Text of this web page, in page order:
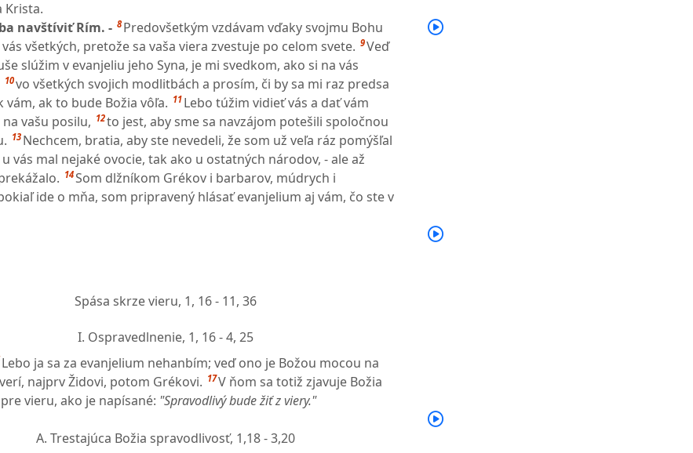
Krista.
navštíviť Rím. - 8 Predovšetkým vzdávam vďaky svojmu Bohu
všetkých, pretože sa vaša viera zvestuje po celom svete. 9Veď
slúžim v evanjeliu jeho Syna, je mi svedkom, ako si na vás
10vo všetkých svojich modlitbách a prosím, či by sa mi raz predsa
ak to bude Božia vôľa. 11 Lebo túžim vidieť vás a dať vám
vašu posilu, 12to jest, aby sme sa navzájom potešili spoločnou
13 Nechcem, bratia, aby ste nevedeli, že som už veľa ráz pomýšľal
vás mal nejaké ovocie, tak ako u ostatných národov, - ale až
14Som dlžníkom Grékov i barbarov, múdrych i
ide o mňa, som pripravený hlásať evanjelium aj vám, čo ste v
Spása skrze vieru, 1, 16 - 11, 36
I. Ospravedlnenie, 1, 16 - 4, 25
Lebo ja sa za evanjelium nehanbím; veď ono je Božou mocou na
najprv Židovi, potom Grékovi. 17V ňom sa totiž zjavuje Božia
vieru, ako je napísané: "Spravodlivý bude žiť z viery."
A. Trestajúca Božia spravodlivosť, 1,18 - 3,20